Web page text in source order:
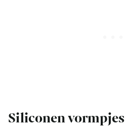
Siliconen vormpjes